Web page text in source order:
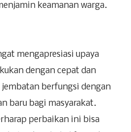
keamanan warga.
mengapresiasi upaya
dengan cepat dan
berfungsi dengan
baru bagi masyarakat.
perbaikan ini bisa